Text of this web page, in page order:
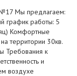
Мы предлагаем:
график работы: 5
Комфортные
территории 30кв.
Требования к
и
воздухе